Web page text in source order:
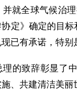
就全球气候治
定》确定的目
已有承诺，特别
理的致辞彰显了
、共建清洁美丽